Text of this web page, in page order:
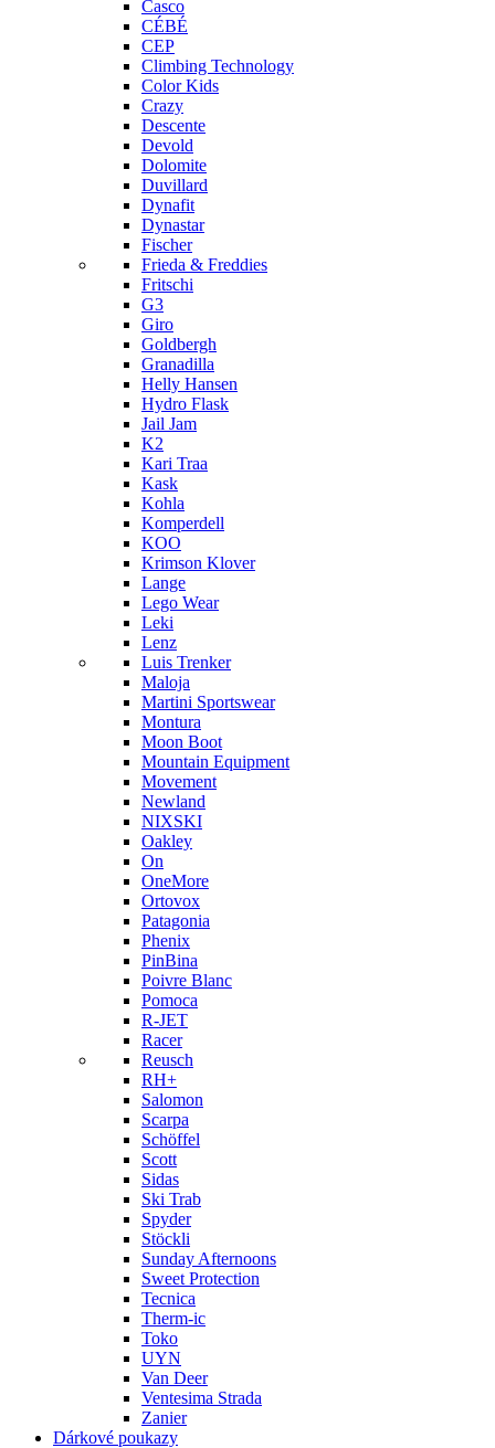
Casco
CÉBÉ
CEP
Climbing Technology
Color Kids
Crazy
Descente
Devold
Dolomite
Duvillard
Dynafit
Dynastar
Fischer
Frieda & Freddies
Fritschi
G3
Giro
Goldbergh
Granadilla
Helly Hansen
Hydro Flask
Jail Jam
K2
Kari Traa
Kask
Kohla
Komperdell
KOO
Krimson Klover
Lange
Lego Wear
Leki
Lenz
Luis Trenker
Maloja
Martini Sportswear
Montura
Moon Boot
Mountain Equipment
Movement
Newland
NIXSKI
Oakley
On
OneMore
Ortovox
Patagonia
Phenix
PinBina
Poivre Blanc
Pomoca
R-JET
Racer
Reusch
RH+
Salomon
Scarpa
Schöffel
Scott
Sidas
Ski Trab
Spyder
Stöckli
Sunday Afternoons
Sweet Protection
Tecnica
Therm-ic
Toko
UYN
Van Deer
Ventesima Strada
Zanier
Dárkové poukazy